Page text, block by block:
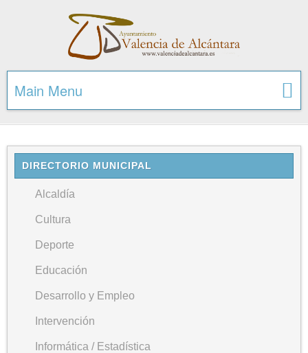
Main Menu
DIRECTORIO MUNICIPAL
Alcaldía
Cultura
Deporte
Educación
Desarrollo y Empleo
Intervención
Informática / Estadística